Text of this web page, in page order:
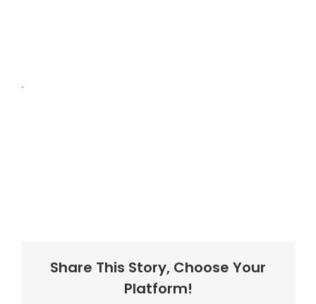
.
Share This Story, Choose Your
Platform!